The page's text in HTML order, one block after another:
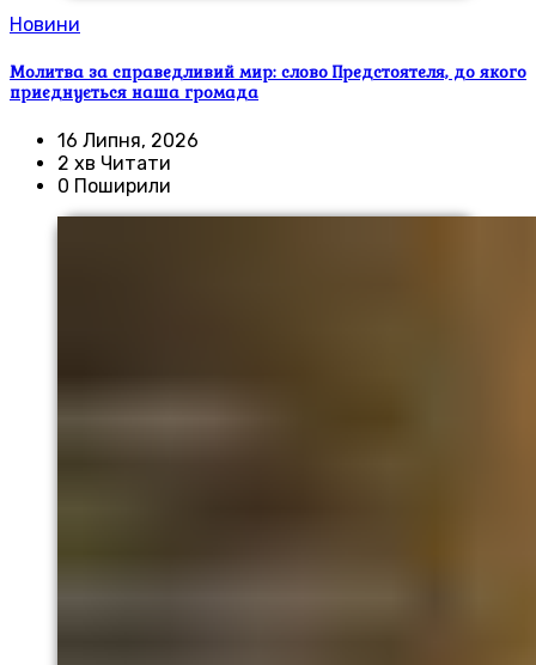
Новини
Молитва за справедливий мир: слово Предстоятеля, до якого
приєднується наша громада
16 Липня, 2026
2 хв Читати
0 Поширили